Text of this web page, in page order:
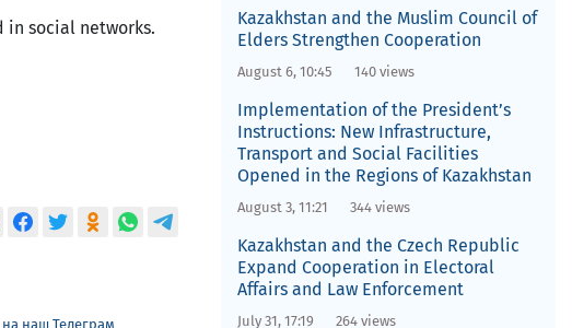
in social networks.
на наш Телеграм
Kazakhstan and the Muslim Council of
Elders Strengthen Cooperation
August 6, 10:45 140 views
Implementation of the President’s
Instructions: New Infrastructure,
Transport and Social Facilities
Opened in the Regions of Kazakhstan
August 3, 11:21 344 views
Kazakhstan and the Czech Republic
Expand Cooperation in Electoral
Affairs and Law Enforcement
July 31, 17:19 264 views